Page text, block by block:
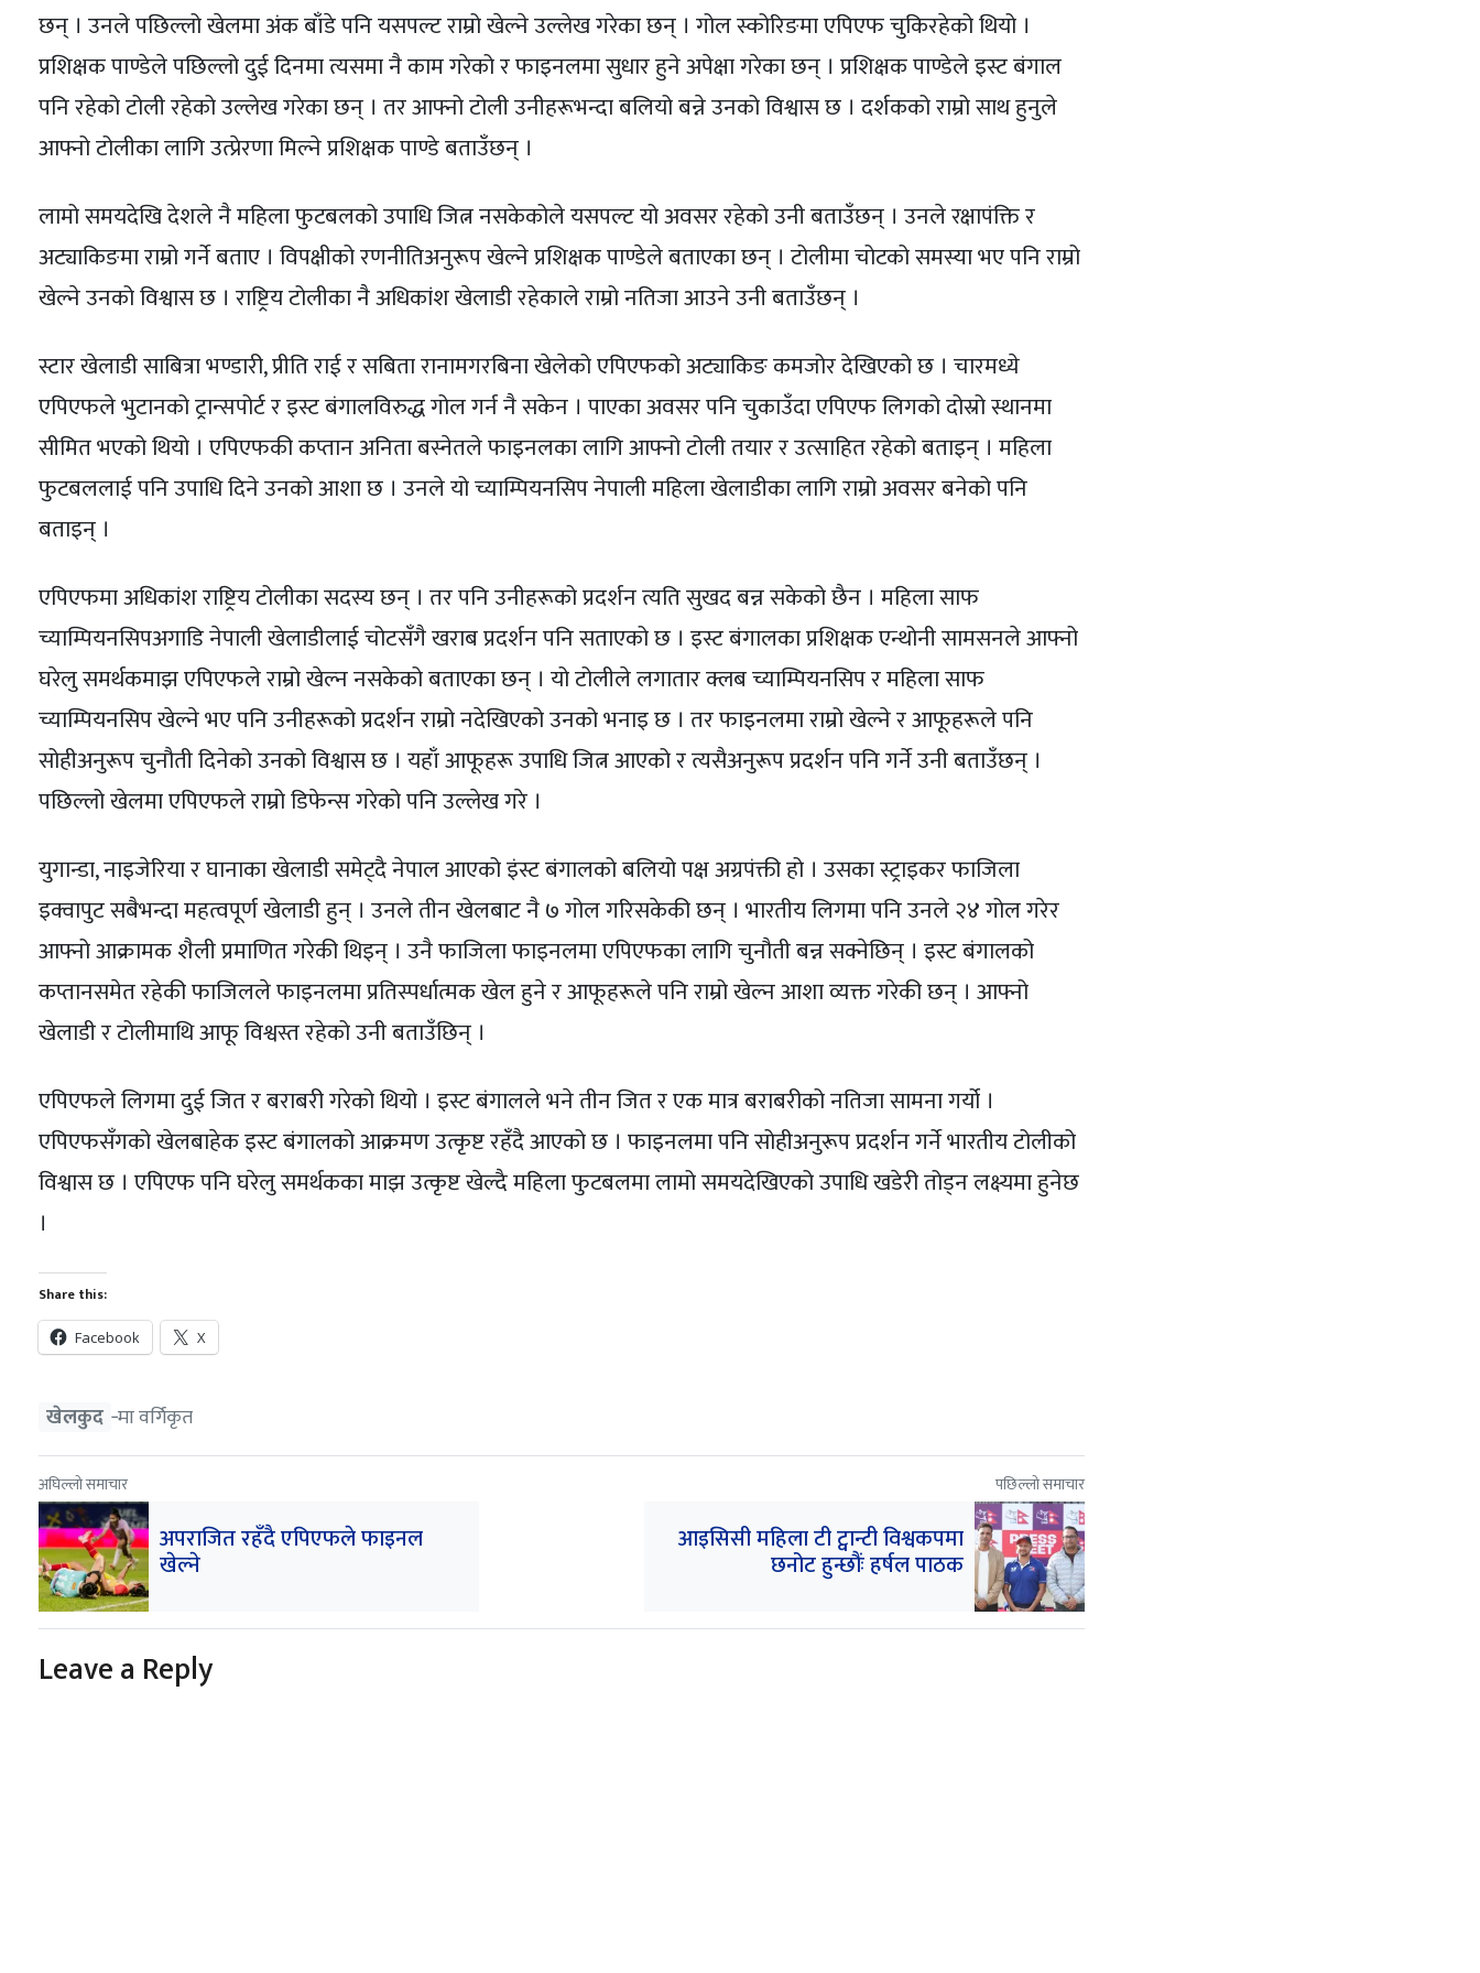
छन् । उनले पछिल्लो खेलमा अंक बाँडे पनि यसपल्ट राम्रो खेल्ने उल्लेख गरेका छन् । गोल स्कोरिङमा एपिएफ चुकिरहेको थियो ।
प्रशिक्षक पाण्डेले पछिल्लो दुई दिनमा त्यसमा नै काम गरेको र फाइनलमा सुधार हुने अपेक्षा गरेका छन् । प्रशिक्षक पाण्डेले इस्ट बंगाल
पनि रहेको टोली रहेको उल्लेख गरेका छन् । तर आफ्नो टोली उनीहरूभन्दा बलियो बन्ने उनको विश्वास छ । दर्शकको राम्रो साथ हुनुले
आफ्नो टोलीका लागि उत्प्रेरणा मिल्ने प्रशिक्षक पाण्डे बताउँछन् ।
लामो समयदेखि देशले नै महिला फुटबलको उपाधि जित्न नसकेकोले यसपल्ट यो अवसर रहेको उनी बताउँछन् । उनले रक्षापंक्ति र
अट्याकिङमा राम्रो गर्ने बताए । विपक्षीको रणनीतिअनुरूप खेल्ने प्रशिक्षक पाण्डेले बताएका छन् । टोलीमा चोटको समस्या भए पनि राम्रो
खेल्ने उनको विश्वास छ । राष्ट्रिय टोलीका नै अधिकांश खेलाडी रहेकाले राम्रो नतिजा आउने उनी बताउँछन् ।
स्टार खेलाडी साबित्रा भण्डारी, प्रीति राई र सबिता रानामगरबिना खेलेको एपिएफको अट्याकिङ कमजोर देखिएको छ । चारमध्ये
एपिएफले भुटानको ट्रान्सपोर्ट र इस्ट बंगालविरुद्ध गोल गर्न नै सकेन । पाएका अवसर पनि चुकाउँदा एपिएफ लिगको दोस्रो स्थानमा
सीमित भएको थियो । एपिएफकी कप्तान अनिता बस्नेतले फाइनलका लागि आफ्नो टोली तयार र उत्साहित रहेको बताइन् । महिला
फुटबललाई पनि उपाधि दिने उनको आशा छ । उनले यो च्याम्पियनसिप नेपाली महिला खेलाडीका लागि राम्रो अवसर बनेको पनि
बताइन् ।
एपिएफमा अधिकांश राष्ट्रिय टोलीका सदस्य छन् । तर पनि उनीहरूको प्रदर्शन त्यति सुखद बन्न सकेको छैन । महिला साफ
च्याम्पियनसिपअगाडि नेपाली खेलाडीलाई चोटसँगै खराब प्रदर्शन पनि सताएको छ । इस्ट बंगालका प्रशिक्षक एन्थोनी सामसनले आफ्नो
घरेलु समर्थकमाझ एपिएफले राम्रो खेल्न नसकेको बताएका छन् । यो टोलीले लगातार क्लब च्याम्पियनसिप र महिला साफ
च्याम्पियनसिप खेल्ने भए पनि उनीहरूको प्रदर्शन राम्रो नदेखिएको उनको भनाइ छ । तर फाइनलमा राम्रो खेल्ने र आफूहरूले पनि
सोहीअनुरूप चुनौती दिनेको उनको विश्वास छ । यहाँ आफूहरू उपाधि जित्न आएको र त्यसैअनुरूप प्रदर्शन पनि गर्ने उनी बताउँछन् ।
पछिल्लो खेलमा एपिएफले राम्रो डिफेन्स गरेको पनि उल्लेख गरे ।
युगान्डा, नाइजेरिया र घानाका खेलाडी समेट्दै नेपाल आएको इंस्ट बंगालको बलियो पक्ष अग्रपंक्ती हो । उसका स्ट्राइकर फाजिला
इक्वापुट सबैभन्दा महत्वपूर्ण खेलाडी हुन् । उनले तीन खेलबाट नै ७ गोल गरिसकेकी छन् । भारतीय लिगमा पनि उनले २४ गोल गरेर
आफ्नो आक्रामक शैली प्रमाणित गरेकी थिइन् । उनै फाजिला फाइनलमा एपिएफका लागि चुनौती बन्न सक्नेछिन् । इस्ट बंगालको
कप्तानसमेत रहेकी फाजिलले फाइनलमा प्रतिस्पर्धात्मक खेल हुने र आफूहरूले पनि राम्रो खेल्न आशा व्यक्त गरेकी छन् । आफ्नो
खेलाडी र टोलीमाथि आफू विश्वस्त रहेको उनी बताउँछिन् ।
एपिएफले लिगमा दुई जित र बराबरी गरेको थियो । इस्ट बंगालले भने तीन जित र एक मात्र बराबरीको नतिजा सामना गर्यो ।
एपिएफसँगको खेलबाहेक इस्ट बंगालको आक्रमण उत्कृष्ट रहँदै आएको छ । फाइनलमा पनि सोहीअनुरूप प्रदर्शन गर्ने भारतीय टोलीको
विश्वास छ । एपिएफ पनि घरेलु समर्थकका माझ उत्कृष्ट खेल्दै महिला फुटबलमा लामो समयदेखिएको उपाधि खडेरी तोड्न लक्ष्यमा हुनेछ
।
Share this:
Facebook X
खेलकुद ‐मा वर्गिकृत
अघिल्लो समाचार
अपराजित रहँदै एपिएफले फाइनल
खेल्ने
पछिल्लो समाचार
आइसिसी महिला टी ट्वान्टी विश्वकपमा
छनोट हुन्छौंः हर्षल पाठक
Leave a Reply